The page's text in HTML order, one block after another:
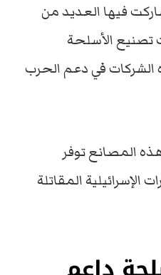
فيها العديد من
تصنيع الأسلحة
في دعم الحرب
المصانع توفر
المقاتلة